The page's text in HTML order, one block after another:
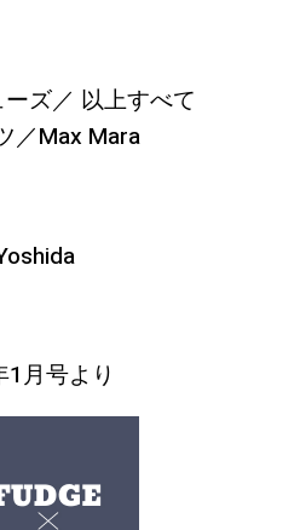
ズ／ 以上すべて
／Max Mara
1月号より